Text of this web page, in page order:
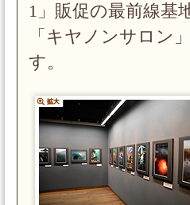
1」販促の最前線基
「キヤノンサロン
す。